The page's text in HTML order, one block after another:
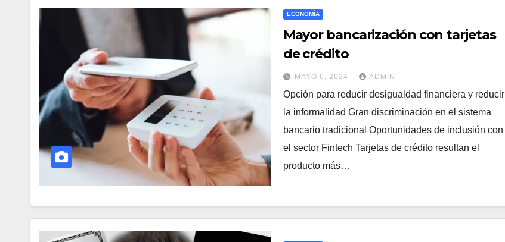
ECONOMÍA
Mayor bancarización con tarjetas
de crédito
MAYO 6, 2024 ADMIN
Opción para reducir desigualdad financiera y reducir
la informalidad Gran discriminación en el sistema
bancario tradicional Oportunidades de inclusión con
el sector Fintech Tarjetas de crédito resultan el
producto más…